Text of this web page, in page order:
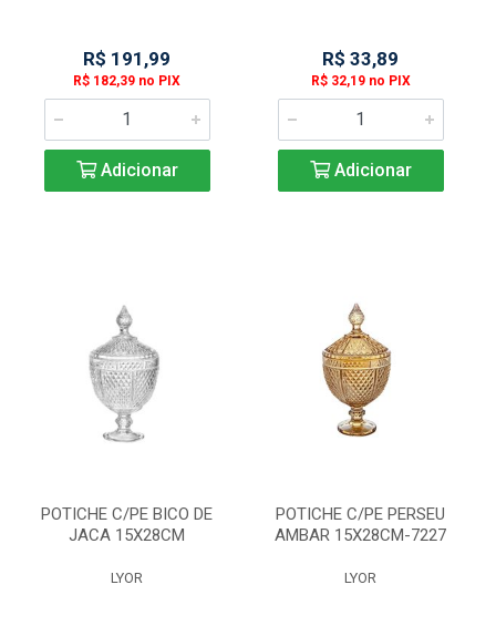
R$ 191,99
R$ 182,39 no PIX
Adicionar
R$ 33,89
R$ 32,19 no PIX
Adicionar
POTICHE C/PE BICO DE
JACA 15X28CM
LYOR
POTICHE C/PE PERSEU
AMBAR 15X28CM-7227
LYOR